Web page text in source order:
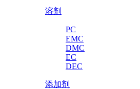
溶剂
PC
EMC
DMC
EC
DEC
添加剂